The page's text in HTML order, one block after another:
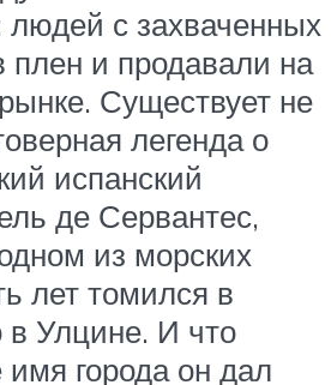
людей с захваченных
плен и продавали на
Существует не
легенда о
испанский
де Сервантес,
из морских
лет томился в
в Улцине. И что
имя города он дал